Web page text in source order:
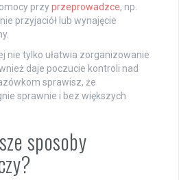
przyprzeprowadzce, np.
przyjaciół lub wynajęcie
nie tylko ułatwia zorganizowanie
daje poczucie kontroli nad
sprawisz, że
sprawnie i bez większych
sposoby